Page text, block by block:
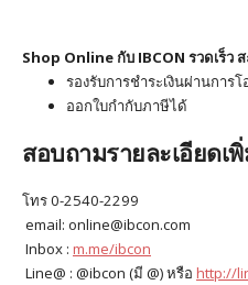
Shop Online กับ IBCON รวดเร็ว
รองรับการชำระเงินผ่านการ
ออกใบกำกับภาษีได้
สอบถามรายละเอียดเ
โทร 0-2540-2299
email: online@ibcon.com
Inbox : m.me/ibcon
Line@ : @ibcon (มี @) หรือ http://